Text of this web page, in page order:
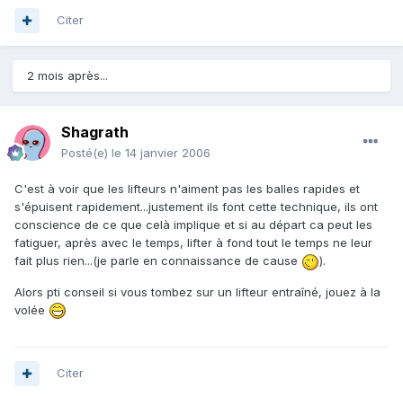
Citer
2 mois après...
Shagrath
Posté(e) le 14 janvier 2006
C'est à voir que les lifteurs n'aiment pas les balles rapides et
s'épuisent rapidement...justement ils font cette technique, ils ont
conscience de ce que celà implique et si au départ ca peut les
fatiguer, après avec le temps, lifter à fond tout le temps ne leur
fait plus rien...(je parle en connaissance de cause
).
Alors pti conseil si vous tombez sur un lifteur entraîné, jouez à la
volée
Citer